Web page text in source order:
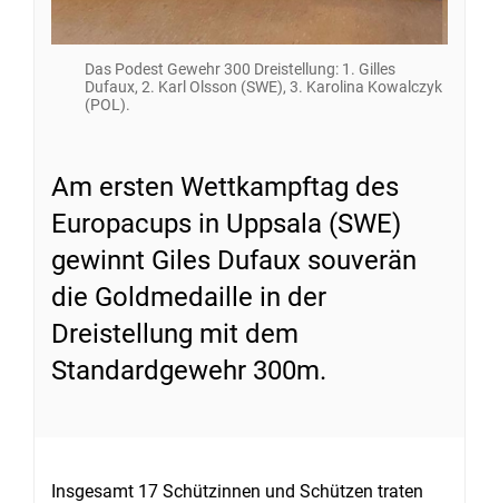
Das Podest Gewehr 300 Dreistellung: 1. Gilles
Dufaux, 2. Karl Olsson (SWE), 3. Karolina Kowalczyk
(POL).
Am ersten Wettkampftag des
Europacups in Uppsala (SWE)
gewinnt Giles Dufaux souverän
die Goldmedaille in der
Dreistellung mit dem
Standardgewehr 300m.
Insgesamt 17 Schützinnen und Schützen traten